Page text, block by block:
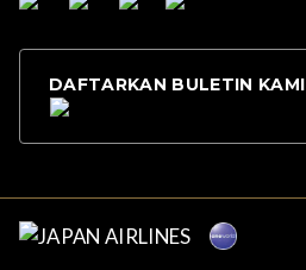
DAFTARKAN BULETIN KAMI